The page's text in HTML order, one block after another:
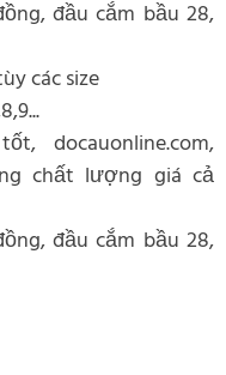
đầu cắm bầu 28,
các size
docauonline.com,
chất lượng giá cả
đầu cắm bầu 28,